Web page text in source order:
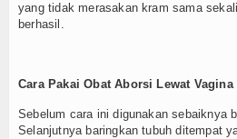
yang tidak merasakan kram sama
berhasil.
Cara Pakai Obat Aborsi Lewat Vagina
Sebelum cara ini digunakan sebaiknya
Selanjutnya baringkan tubuh ditempat